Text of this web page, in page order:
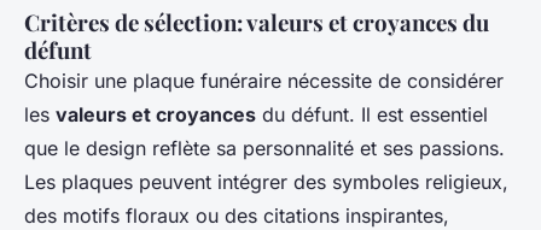
Critères de sélection: valeurs et croyances du
défunt
Choisir une plaque funéraire nécessite de considérer
les valeurs et croyances du défunt. Il est essentiel
que le design reflète sa personnalité et ses passions.
Les plaques peuvent intégrer des symboles religieux,
des motifs floraux ou des citations inspirantes,